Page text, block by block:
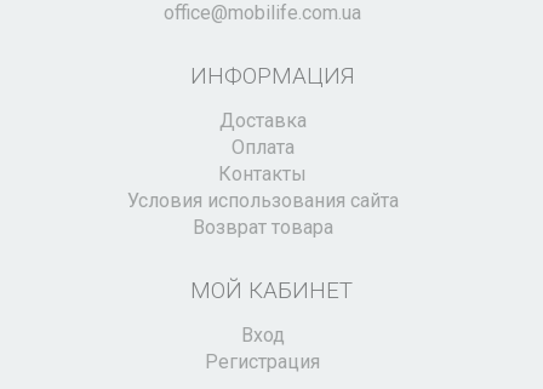
office@mobilife.com.ua
ИНФОРМАЦИЯ
Доставка
Оплата
Контакты
Условия использования сайта
Возврат товара
МОЙ КАБИНЕТ
Вход
Регистрация